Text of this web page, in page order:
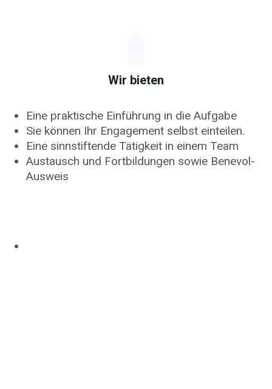
Wir bieten
Eine praktische Einführung in die Aufgabe
Sie können Ihr Engagement selbst einteilen.
Eine sinnstiftende Tätigkeit in einem Team
Austausch und Fortbildungen sowie Benevol-
Ausweis